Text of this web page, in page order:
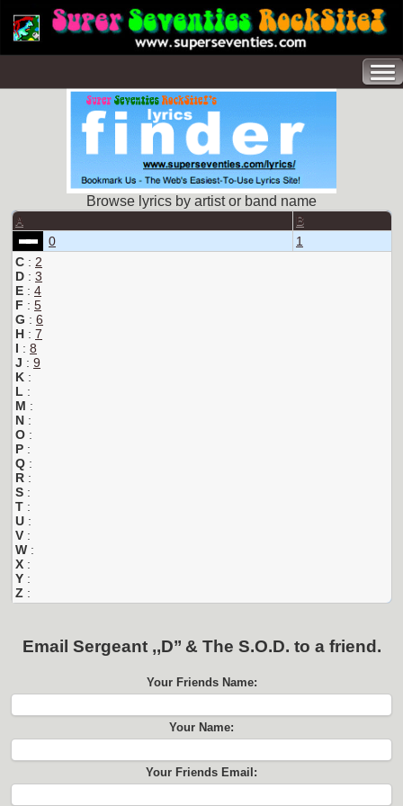
Browse lyrics by artist or band name
A B
0
1
C : 2
D : 3
E : 4
F : 5
G : 6
H : 7
I : 8
J : 9
K :
L :
M :
N :
O :
P :
Q :
R :
S :
T :
U :
V :
W :
X :
Y :
Z :
Email Sergeant ,,D’’ & The S.O.D. to a friend.
Your Friends Name:
Your Name:
Your Friends Email: